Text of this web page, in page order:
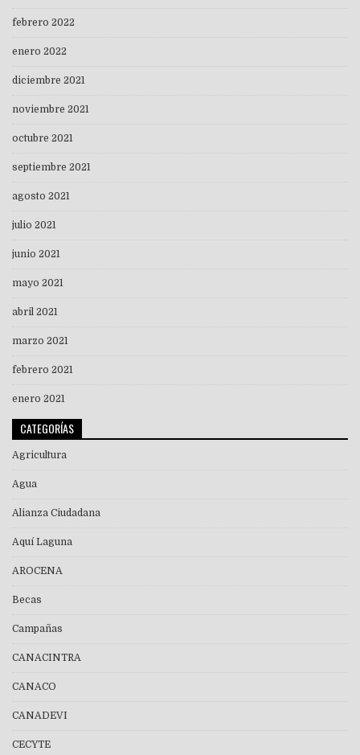
febrero 2022
enero 2022
diciembre 2021
noviembre 2021
octubre 2021
septiembre 2021
agosto 2021
julio 2021
junio 2021
mayo 2021
abril 2021
marzo 2021
febrero 2021
enero 2021
CATEGORÍAS
Agricultura
Agua
Alianza Ciudadana
Aquí Laguna
AROCENA
Becas
Campañas
CANACINTRA
CANACO
CANADEVI
CECYTE